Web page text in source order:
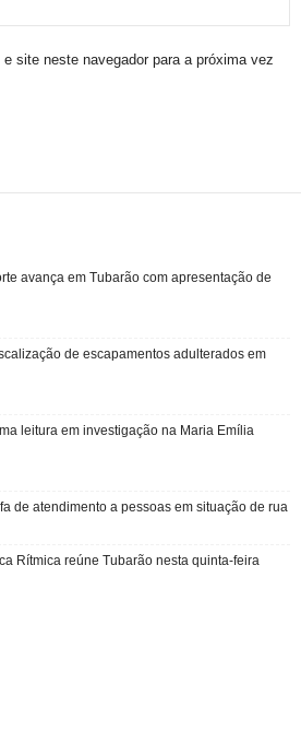
site neste navegador para a próxima vez
avança em Tubarão com apresentação de
de escapamentos adulterados em
leitura em investigação na Maria Emília
de atendimento a pessoas em situação de rua
Rítmica reúne Tubarão nesta quinta-feira